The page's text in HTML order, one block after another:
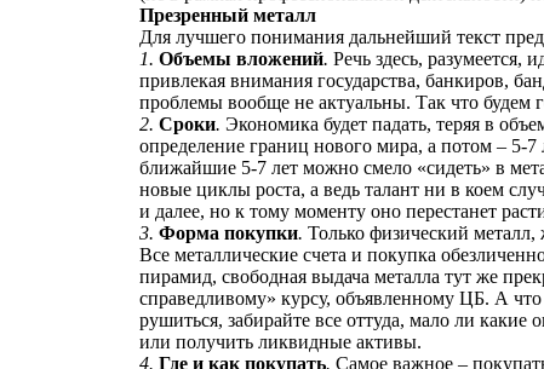
Презренный металл
Для лучшего понимания дальнейший текст
1.Объемы вложений. Речь здесь, разумеется,
привлекая внимания государства, банкиров,
проблемы вообще не актуальны. Так что будем
2.Сроки.Экономика будет падать, теряя в
определение границ нового мира, а потом – 5-
ближайшие 5-7 лет можно смело «сидеть» в
новые циклы роста, а ведь талант ни в коем
и далее, но к тому моменту оно перестанет
3.Форма покупки.Только физический
Все металлические счета и покупка
пирамид, свободная выдача металла тут же
справедливому» курсу, объявленному ЦБ. А
рушиться, забирайте все оттуда, мало ли
или получить ликвидные активы.
4.Где и как покупать. Самое важное –